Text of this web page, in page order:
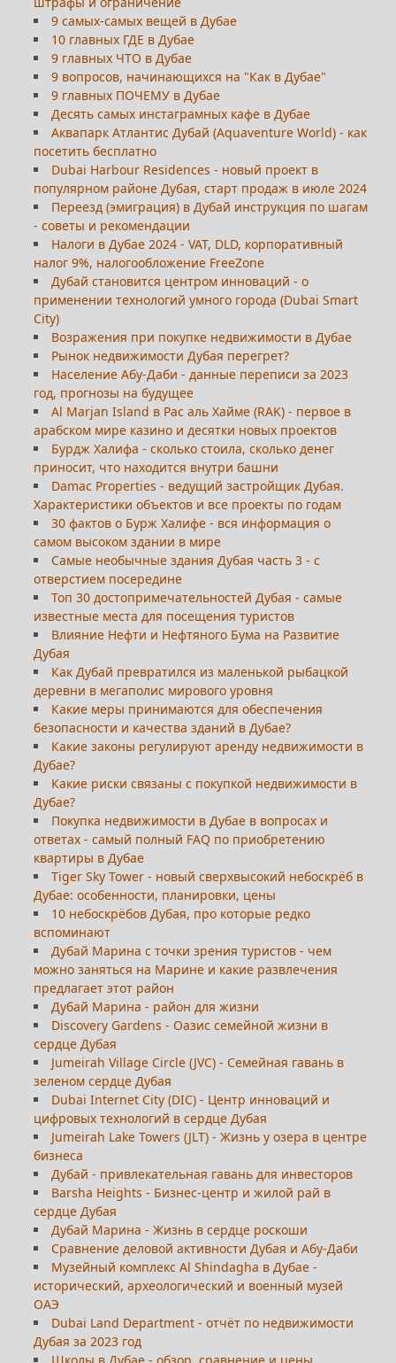
9 самых-самых вещей в Дубае
10 главных ГДЕ в Дубае
9 главных ЧТО в Дубае
9 вопросов, начинающихся на "Как в Дубае"
9 главных ПОЧЕМУ в Дубае
Десять самых инстаграмных кафе в Дубае
Аквапарк Атлантис Дубай (Aquaventure World) - как
посетить бесплатно
Dubai Harbour Residences - новый проект в
популярном районе Дубая, старт продаж в июле 2024
Переезд (эмиграция) в Дубай инструкция по шагам
- советы и рекомендации
Налоги в Дубае 2024 - VAT, DLD, корпоративный
налог 9%, налогообложение FreeZone
Дубай становится центром инноваций - о
применении технологий умного города (Dubai Smart
City)
Возражения при покупке недвижимости в Дубае
Рынок недвижимости Дубая перегрет?
Население Абу-Даби - данные переписи за 2023
год, прогнозы на будущее
Al Marjan Island в Рас аль Хайме (RAK) - первое в
арабском мире казино и десятки новых проектов
Бурдж Халифа - сколько стоила, сколько денег
приносит, что находится внутри башни
Damac Properties - ведущий застройщик Дубая.
Характеристики объектов и все проекты по годам
30 фактов о Бурж Халифе - вся информация о
самом высоком здании в мире
Самые необычные здания Дубая часть 3 - с
отверстием посередине
Топ 30 достопримечательностей Дубая - самые
известные места для посещения туристов
Влияние Нефти и Нефтяного Бума на Развитие
Дубая
Как Дубай превратился из маленькой рыбацкой
деревни в мегаполис мирового уровня
Какие меры принимаются для обеспечения
безопасности и качества зданий в Дубае?
Какие законы регулируют аренду недвижимости в
Дубае?
Какие риски связаны с покупкой недвижимости в
Дубае?
Покупка недвижимости в Дубае в вопросах и
ответах - самый полный FAQ по приобретению
квартиры в Дубае
Tiger Sky Tower - новый сверхвысокий небоскрёб в
Дубае: особенности, планировки, цены
10 небоскрёбов Дубая, про которые редко
вспоминают
Дубай Марина с точки зрения туристов - чем
можно заняться на Марине и какие развлечения
предлагает этот район
Дубай Марина - район для жизни
Discovery Gardens - Оазис семейной жизни в
сердце Дубая
Jumeirah Village Circle (JVC) - Семейная гавань в
зеленом сердце Дубая
Dubai Internet City (DIC) - Центр инноваций и
цифровых технологий в сердце Дубая
Jumeirah Lake Towers (JLT) - Жизнь у озера в центре
бизнеса
Дубай - привлекательная гавань для инвесторов
Barsha Heights - Бизнес-центр и жилой рай в
сердце Дубая
Дубай Марина - Жизнь в сердце роскоши
Сравнение деловой активности Дубая и Абу-Даби
Музейный комплекс Al Shindagha в Дубае -
исторический, археологический и военный музей
ОАЭ
Dubai Land Department - отчёт по недвижимости
Дубая за 2023 год